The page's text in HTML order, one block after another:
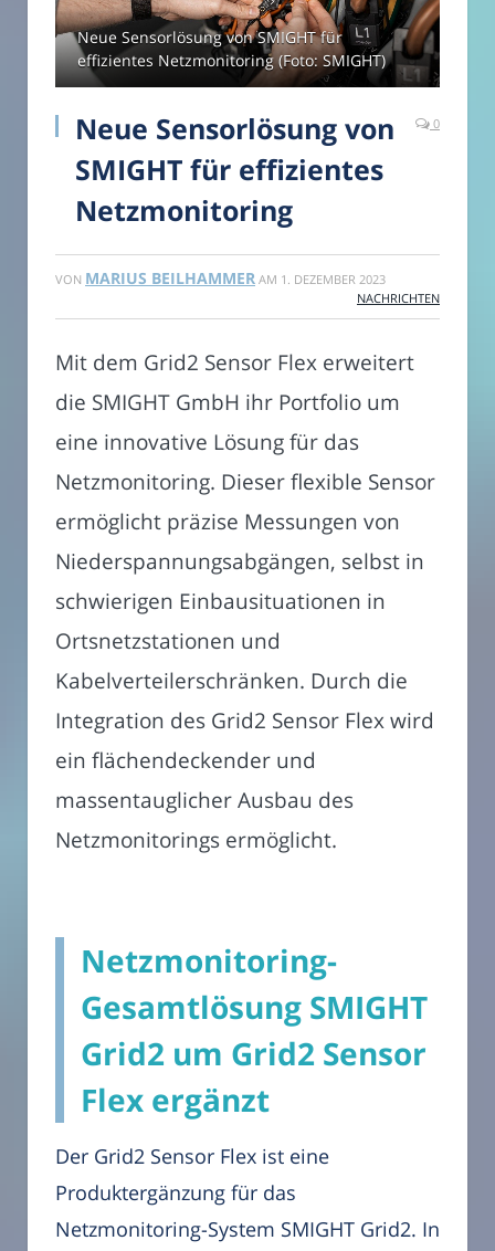
Neue Sensorlösung von SMIGHT für
effizientes Netzmonitoring (Foto: SMIGHT)
Neue Sensorlösung von
SMIGHT für effizientes
Netzmonitoring
0
VON MARIUS BEILHAMMER AM 1. DEZEMBER 2023
NACHRICHTEN
Mit dem Grid2 Sensor Flex erweitert
die SMIGHT GmbH ihr Portfolio um
eine innovative Lösung für das
Netzmonitoring. Dieser flexible Sensor
ermöglicht präzise Messungen von
Niederspannungsabgängen, selbst in
schwierigen Einbausituationen in
Ortsnetzstationen und
Kabelverteilerschränken. Durch die
Integration des Grid2 Sensor Flex wird
ein flächendeckender und
massentauglicher Ausbau des
Netzmonitorings ermöglicht.
Netzmonitoring-
Gesamtlösung SMIGHT
Grid2 um Grid2 Sensor
Flex ergänzt
Der Grid2 Sensor Flex ist eine
Produktergänzung für das
Netzmonitoring-System SMIGHT Grid2. In